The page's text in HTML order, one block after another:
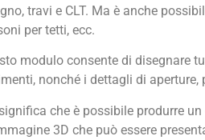
travi e CLT. Ma è anche
per tetti, ecc.
modulo consente di disegnare
nonché i dettagli di aperture,
che è possibile produrre
3D che può essere